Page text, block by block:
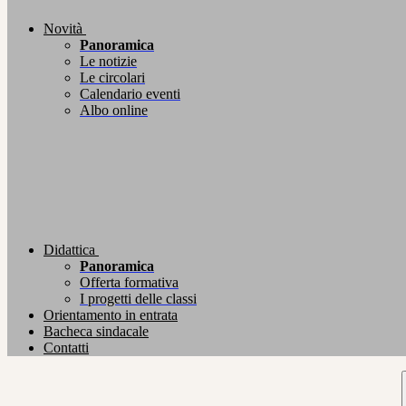
Novità
Panoramica
Le notizie
Le circolari
Calendario eventi
Albo online
Didattica
Panoramica
Offerta formativa
I progetti delle classi
Orientamento in entrata
Bacheca sindacale
Contatti